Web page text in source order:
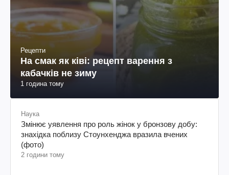
Рецепти
На смак як ківі: рецепт варення з
кабачків не зиму
1 година тому
Наука
Змінює уявлення про роль жінок у бронзову добу:
знахідка поблизу Стоунхенджа вразила вчених
(фото)
2 години тому